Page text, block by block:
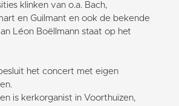
klinken van o.a. Bach,
en Guilmant en ook de bekende
Léon Boëllmann staat op het
het concert met eigen
is kerkorganist in Voorthuizen,